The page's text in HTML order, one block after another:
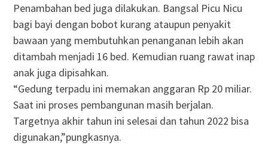
Penambahan bed juga dilakukan. Bangsal Picu Nicu
bagi bayi dengan bobot kurang ataupun penyakit
bawaan yang membutuhkan penanganan lebih akan
ditambah menjadi 16 bed. Kemudian ruang rawat inap
anak juga dipisahkan.
“Gedung terpadu ini memakan anggaran Rp 20 miliar.
Saat ini proses pembangunan masih berjalan.
Targetnya akhir tahun ini selesai dan tahun 2022 bisa
digunakan,”pungkasnya.